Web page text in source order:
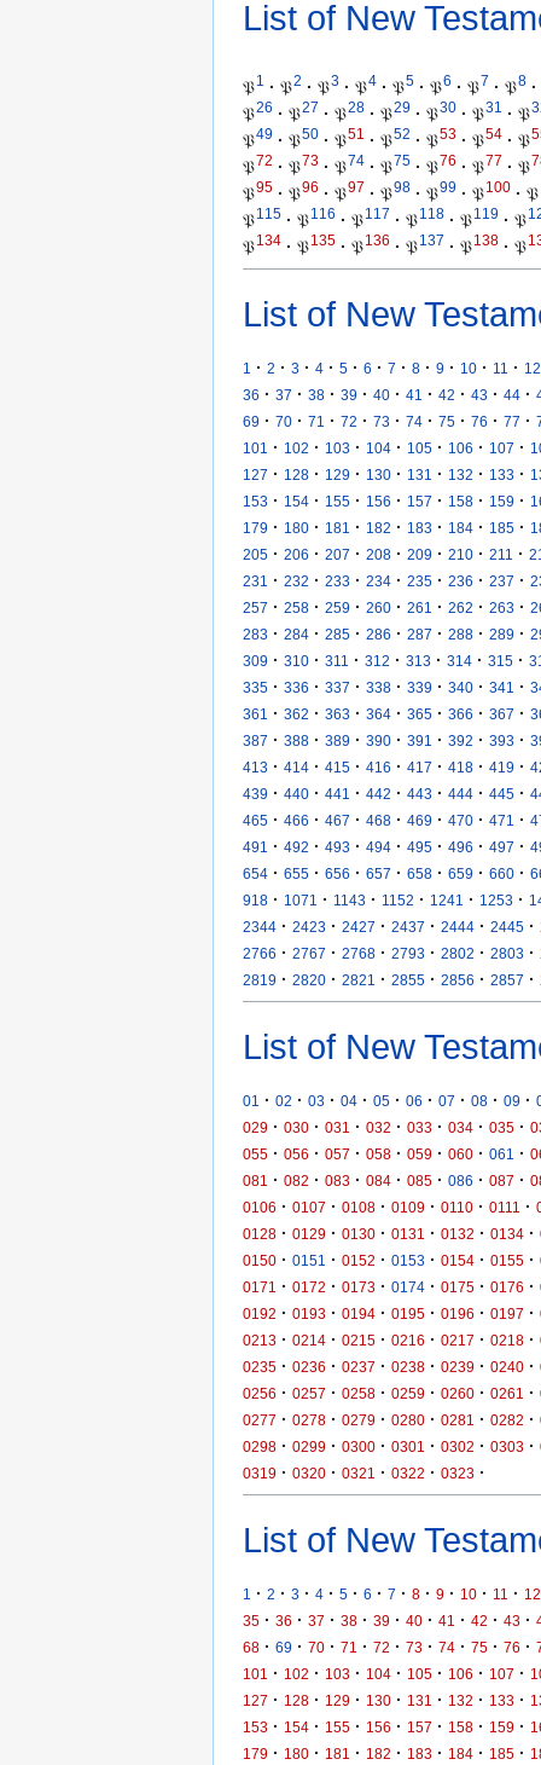
List of New
𝔓1 · 𝔓2 · 𝔓3 · 𝔓4 · 𝔓5 · 𝔓6 · 𝔓7 · 𝔓8 ·
𝔓26 · 𝔓27 · 𝔓28 · 𝔓29 · 𝔓30 · 𝔓31 · 𝔓
𝔓49 · 𝔓50 · 𝔓51 · 𝔓52 · 𝔓53 · 𝔓54 · 𝔓
𝔓72 · 𝔓73 · 𝔓74 · 𝔓75 · 𝔓76 · 𝔓77 · 𝔓
𝔓95 · 𝔓96 · 𝔓97 · 𝔓98 · 𝔓99 · 𝔓100 · 𝔓
𝔓115 · 𝔓116 · 𝔓117 · 𝔓118 · 𝔓119 · 𝔓
𝔓134 · 𝔓135 · 𝔓136 · 𝔓137 · 𝔓138 · 𝔓
List of New
1 · 2 · 3 · 4 · 5 · 6 · 7 · 8 · 9 · 10 · 11 · 12
36 · 37 · 38 · 39 · 40 · 41 · 42 · 43 · 44 ·
69 · 70 · 71 · 72 · 73 · 74 · 75 · 76 · 77 ·
101
· 102 · 103 · 104 · 105 · 106 · 107 ·
127 · 128 · 129 · 130 · 131 · 132 · 133 ·
153 · 154 · 155 · 156 · 157 · 158 · 159 ·
179 · 180 · 181 · 182 · 183 · 184 · 185 ·
205 · 206 · 207 · 208 · 209 · 210 · 211 ·
231
· 232 · 233 · 234 · 235 · 236 · 237 ·
257 · 258 · 259 · 260 · 261 · 262 · 263 ·
283 · 284 · 285 · 286 · 287 · 288 · 289 ·
309 · 310 · 311 · 312 · 313 · 314 · 315 ·
335 · 336 · 337 · 338 · 339 · 340 · 341 ·
361
· 362 · 363 · 364 · 365 · 366 · 367 ·
387 · 388 · 389 · 390 · 391 · 392 · 393 ·
413 · 414 · 415 · 416 · 417 · 418 · 419 ·
439 · 440 · 441 · 442 · 443 · 444 · 445 ·
465 · 466 · 467 · 468 · 469 · 470 · 471 ·
491
· 492 · 493 · 494 · 495 · 496 · 497 ·
654 · 655 · 656 · 657 · 658 · 659 · 660 ·
918 · 1071 · 1143 · 1152 · 1241 · 1253 ·
2344 · 2423 · 2427 · 2437 · 2444 · 2445 ·
2766 · 2767 · 2768 · 2793 · 2802 · 2803 ·
2819 · 2820 · 2821 · 2855 · 2856 · 2857 ·
List of New
01 · 02 · 03 · 04 · 05 · 06 · 07 · 08 · 09 ·
029 · 030 · 031 · 032 · 033 · 034 · 035 ·
055 · 056 · 057 · 058 · 059 · 060 · 061 ·
081
· 082 · 083 · 084 · 085 · 086 · 087 ·
0106 · 0107 · 0108 · 0109 · 0110 · 0111 ·
0128 · 0129 · 0130 · 0131 · 0132 · 0134 ·
0150 · 0151 · 0152 · 0153 · 0154 · 0155 ·
0171
· 0172 · 0173 · 0174 · 0175 · 0176 ·
0192 · 0193 · 0194 · 0195 · 0196 · 0197 ·
0213 · 0214 · 0215 · 0216 · 0217 · 0218 ·
0235 · 0236 · 0237 · 0238 · 0239 · 0240 ·
0256 · 0257 · 0258 · 0259 · 0260 · 0261 ·
0277 · 0278 · 0279 · 0280 · 0281 · 0282 ·
0298 · 0299 · 0300 · 0301 · 0302 · 0303 ·
0319 · 0320 · 0321 · 0322 · 0323 ·
List of New
1 · 2 · 3 · 4 · 5 · 6 · 7 · 8 · 9 · 10 · 11 · 12
35 · 36 · 37 · 38 · 39 · 40 · 41 · 42 · 43 ·
68 · 69 · 70 · 71 · 72 · 73 · 74 · 75 · 76 ·
101
· 102 · 103 · 104 · 105 · 106 · 107 ·
127 · 128 · 129 · 130 · 131 · 132 · 133 ·
153 · 154 · 155 · 156 · 157 · 158 · 159 ·
179 · 180 · 181 · 182 · 183 · 184 · 185 ·